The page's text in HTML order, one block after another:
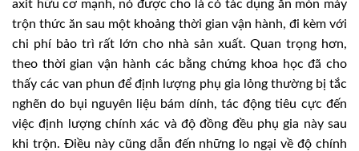
axit hữu cơ mạnh, nó được cho là có tác dụng ăn mòn máy
trộn thức ăn sau một khoảng thời gian vận hành, đi kèm với
chi phí bảo trì rất lớn cho nhà sản xuất. Quan trọng hơn,
theo thời gian vận hành các bằng chứng khoa học đã cho
thấy các van phun để định lượng phụ gia lỏng thường bị tắc
nghẽn do bụi nguyên liệu bám dính, tác động tiêu cực đến
việc định lượng chính xác và độ đồng đều phụ gia này sau
khi trộn. Điều này cũng dẫn đến những lo ngại về độ chính